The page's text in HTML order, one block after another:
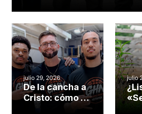
julio 29, 2026
De la cancha a
Cristo: cómo el
gimnasio de
julio